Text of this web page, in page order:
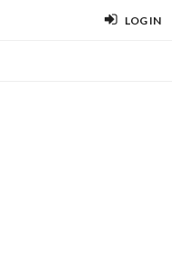
LOG IN